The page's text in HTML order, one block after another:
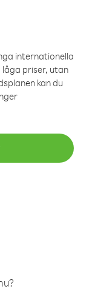
internationella
priser, utan
kan du